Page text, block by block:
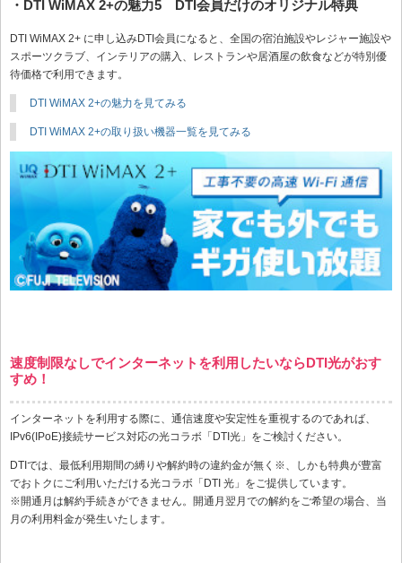
・DTI WiMAX 2+の魅力5 DTI会員だけのオリジナル特典
DTI WiMAX 2+ に申し込みDTI会員になると、全国の宿泊施設やレジャー施設や
スポーツクラブ、インテリアの購入、レストランや居酒屋の飲食などが特別優
待価格で利用できます。
DTI WiMAX 2+の魅力を見てみる
DTI WiMAX 2+の取り扱い機器一覧を見てみる
速度制限なしでインターネットを利用したいならDTI光がおす
すめ！
インターネットを利用する際に、通信速度や安定性を重視するのであれば、
IPv6(IPoE)接続サービス対応の光コラボ「DTI光」をご検討ください。
DTIでは、最低利用期間の縛りや解約時の違約金が無く※、しかも特典が豊富
でおトクにご利用いただける光コラボ「DTI 光」をご提供しています。
※開通月は解約手続きができません。開通月翌月での解約をご希望の場合、当
月の利用料金が発生いたします。